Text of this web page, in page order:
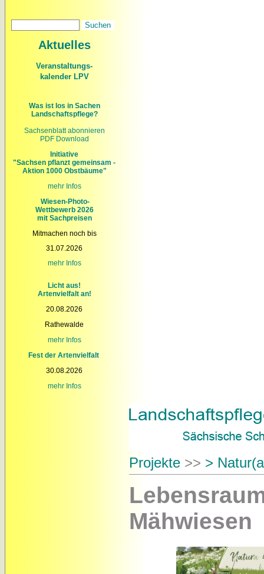
Aktuelles
Veranstaltungs-
kalender LPV
Was ist los in Sachen
Landschaftspflege?
Sachsenblatt abonnieren
PDF Download
Initiative
"Sachsen pflanzt gemeinsam -
Aktion 1000 Obstbäume"
mehr Infos
Wiesen-Photo-
Wettbewerb 2026
mit Sachpreisen
Mitmachen noch bis
31.07.2026
mehrInfos
Licht aus!
Artenvielfalt an!
20.08.2026
Rathewalde
mehr Infos
Fest der Artenvielfalt
30.08.2026
mehr Infos
Projekte >> >
Mähwiesen